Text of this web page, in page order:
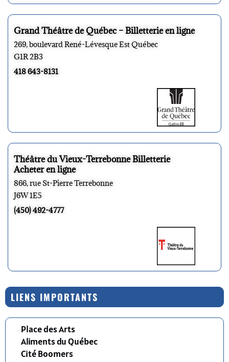
Grand Théâtre de Québec – Billetterie en ligne
269, boulevard René-Lévesque Est Québec
G1R 2B3
418 643-8131
Théâtre du Vieux-Terrebonne Billetterie
Acheter en ligne
866, rue St-Pierre Terrebonne
J6W 1E5
(450) 492-4777
LIENS IMPORTANTS
Place des Arts
Aliments du Québec
Cité Boomers